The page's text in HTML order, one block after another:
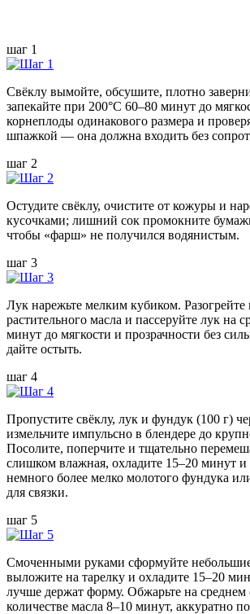
шаг 1
Свёклу вымойте, обсушите, плотно
запекайте при 200°C 60–80 минут до
корнеплоды одинакового размера и
шпажкой — она должна входить без
шаг 2
Остудите свёклу, очистите от кожуры и
кусочками; лишний сок промокните
чтобы «фарш» не получился водянистым.
шаг 3
Лук нарежьте мелким кубиком. Разогрейте
растительного масла и пассеруйте лук на
минут до мягкости и прозрачности без
дайте остыть.
шаг 4
Пропустите свёклу, лук и фундук (100 г)
измельчите импульсно в блендере до
Посолите, поперчите и тщательно
слишком влажная, охладите 15–20 минут
немного более мелко молотого фундука
для связки.
шаг 5
Смоченными руками сформуйте
выложите на тарелку и охладите 15–20
лучше держат форму. Обжарьте на
количестве масла 8–10 минут, аккуратно